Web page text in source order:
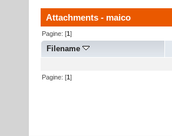
Attachments - maico
Pagine: [1]
Filename
Pagine: [1]